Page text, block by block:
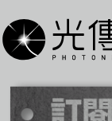
至
主
內